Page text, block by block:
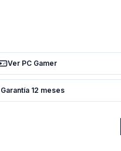
Ver PC Gamer
Garantía 12 meses